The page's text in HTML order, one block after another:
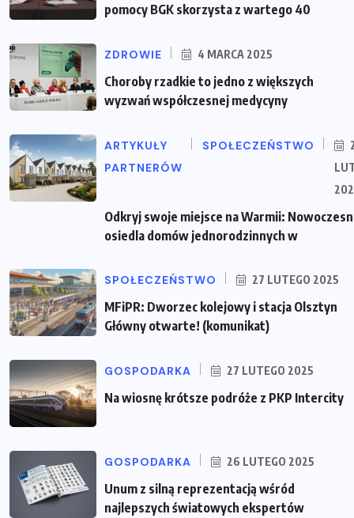
pomocy BGK skorzysta z wartego 40
ZDROWIE 4 MARCA 2025
Choroby rzadkie to jedno z większych
wyzwań współczesnej medycyny
ARTYKUŁY
PARTNERÓW
SPOŁECZEŃSTWO
Odkryj swoje miejsce na Warmii:
osiedla domów jednorodzinnych w
SPOŁECZEŃSTWO 27 LUTEGO 2025
MFiPR: Dworzec kolejowy i stacja Olsztyn
Główny otwarte! (komunikat)
GOSPODARKA 27 LUTEGO 2025
Na wiosnę krótsze podróże z PKP Intercity
GOSPODARKA 26 LUTEGO 2025
Unum z silną reprezentacją wśród
najlepszych światowych ekspertów